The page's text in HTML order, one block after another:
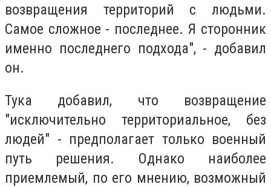
возвращения территорий с людьми.
Самое сложное - последнее. Я сторонник
именно последнего подхода", - добавил
он.
Тука добавил, что возвращение
"исключительно территориальное, без
людей" - предполагает только военный
путь решения. Однако наиболее
приемлемый, по его мнению, возможный